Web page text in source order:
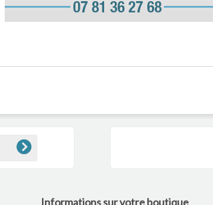
Informations sur votre boutique